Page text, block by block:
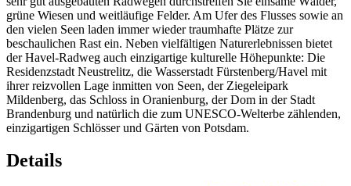
grüne Wiesen und weitläufige Felder. Am Ufer des Flusses sowie an
den vielen Seen laden immer wieder traumhafte Plätze zur
beschaulichen Rast ein. Neben vielfältigen Naturerlebnissen bietet
der Havel-Radweg auch einzigartige kulturelle Höhepunkte: Die
Residenzstadt Neustrelitz, die Wasserstadt Fürstenberg/Havel mit
ihrer reizvollen Lage inmitten von Seen, der Ziegeleipark
Mildenberg, das Schloss in Oranienburg, der Dom in der Stadt
Brandenburg und natürlich die zum UNESCO-Welterbe zählenden,
einzigartigen Schlösser und Gärten von Potsdam.
Details